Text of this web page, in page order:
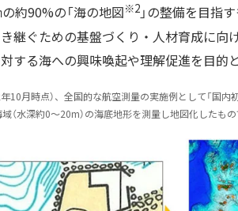
約90%の「海の地図※2」の整備を目指
継ぐための基盤づくり・人材育成に向
する海への興味喚起や理解促進を目的
10月時点）、全国的な航空測量の実施例として「国内初
（⽔深約0〜20m）の海底地形を測量し地図化したもの